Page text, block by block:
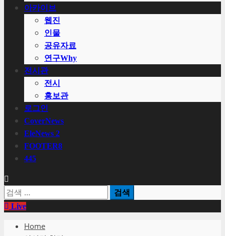
아카이브
웹진
인물
공유자료
연구Why
전시관
전시
홍보관
로그인
CoverNews
EleNews 2
FOOTER8
445
검
색:Live
Home